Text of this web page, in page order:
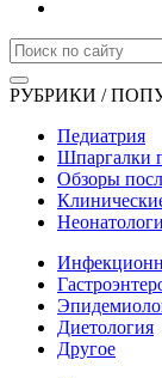
РУБРИКИ /
Педиатрия
Шпаргалки
Обзоры
Диетология
Другое